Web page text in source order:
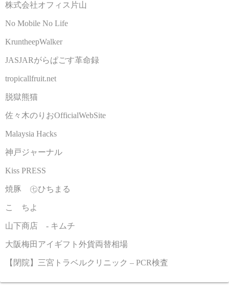
株式会社オフィス片山
No Mobile No Life
KruntheepWalker
JASJARがらぱごす革命録
tropicallfruit.net
脱獄熊猫
佐々木のりおOfficialWebSite
Malaysia Hacks
神戸ジャーナル
Kiss PRESS
焼豚 ㊆ひちまる
こゝちよ
山下商店 - キムチ
大阪梅田アイギフト外貨両替相場
【閉院】三宮トラベルクリニック – PCR検査